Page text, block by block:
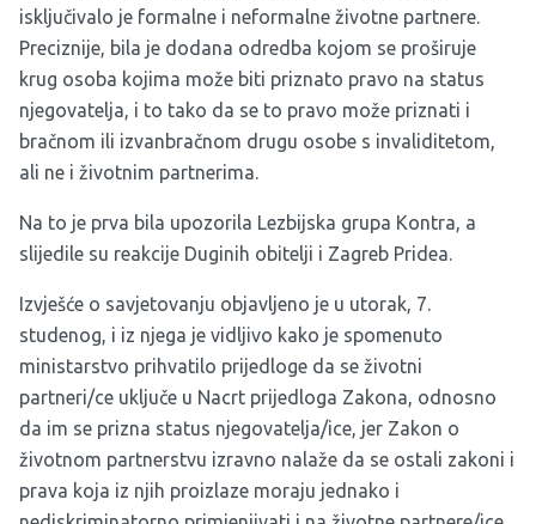
isključivalo je formalne i neformalne životne partnere.
Preciznije, bila je dodana odredba kojom se proširuje
krug osoba kojima može biti priznato pravo na status
njegovatelja, i to tako da se to pravo može priznati i
bračnom ili izvanbračnom drugu osobe s invaliditetom,
ali ne i životnim partnerima.
Na to je prva bila upozorila Lezbijska grupa Kontra, a
slijedile su reakcije Duginih obitelji i Zagreb Pridea.
Izvješće o savjetovanju objavljeno je u utorak, 7.
studenog, i iz njega je vidljivo kako je spomenuto
ministarstvo prihvatilo prijedloge da se životni
partneri/ce uključe u Nacrt prijedloga Zakona, odnosno
da im se prizna status njegovatelja/ice, jer Zakon o
životnom partnerstvu izravno nalaže da se ostali zakoni i
prava koja iz njih proizlaze moraju jednako i